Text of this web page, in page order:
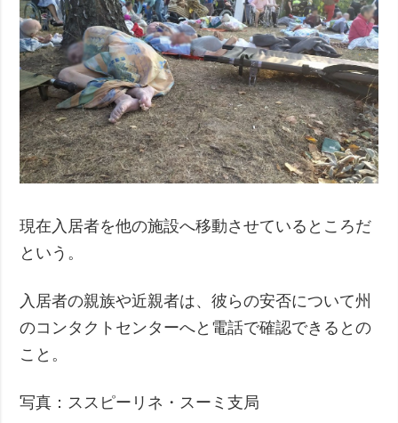
現在入居者を他の施設へ移動させているところだ
という。
入居者の親族や近親者は、彼らの安否について州
のコンタクトセンターへと電話で確認できるとの
こと。
写真：ススピーリネ・スーミ支局